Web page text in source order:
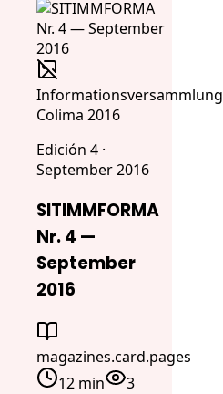
Informationsversammlung
Colima 2016
Edición 4 ·
September 2016
SITIMMFORMA
Nr. 4 —
September
2016
magazines.card.pages
12 min
3